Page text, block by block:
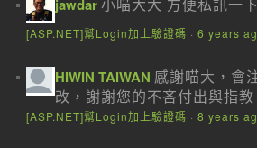
jawdar小喵大大 方便私訊一
[ASP.NET]幫Login加上驗證碼 · 6 years
HIWIN TAIWAN 感謝喵大，會
改，謝謝您的不吝付出與指教
[ASP.NET]幫Login加上驗證碼 · 8 years